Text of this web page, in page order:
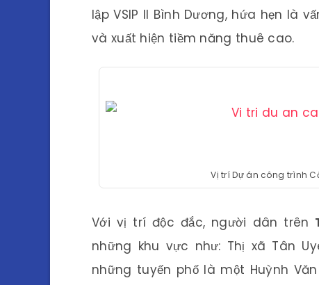
lập VSIP II Bình Dương, hứa hẹn là
và xuất hiện tiềm năng thuê cao.
Vị trí Dự án công trình
Với vị trí độc đắc, người dân trên
những khu vực như: Thị xã Tân
những tuyến phố là một Huỳnh